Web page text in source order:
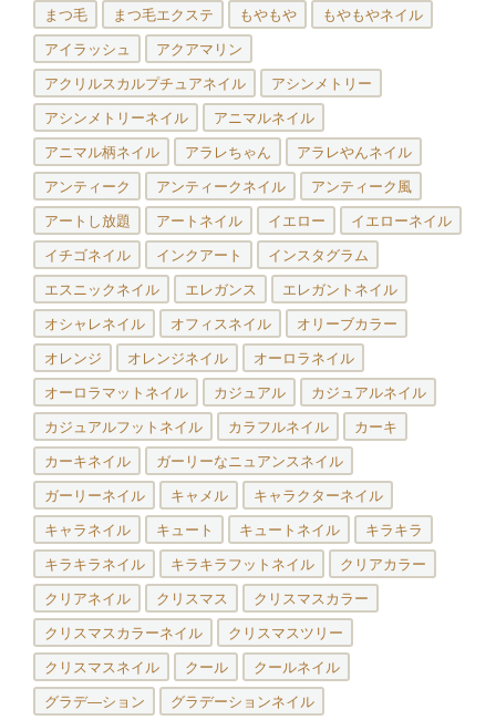
まつ毛 まつ毛エクステ もやもや もやもやネイル
アイラッシュ アクアマリン
アクリルスカルプチュアネイル アシンメトリー
アシンメトリーネイル アニマルネイル
アニマル柄ネイル アラレちゃん アラレやんネイル
アンティーク アンティークネイル アンティーク風
アートし放題 アートネイル イエロー イエローネイル
イチゴネイル インクアート インスタグラム
エスニックネイル エレガンス エレガントネイル
オシャレネイル オフィスネイル オリーブカラー
オレンジ オレンジネイル オーロラネイル
オーロラマットネイル カジュアル カジュアルネイル
カジュアルフットネイル カラフルネイル カーキ
カーキネイル ガーリーなニュアンスネイル
ガーリーネイル キャメル キャラクターネイル
キャラネイル キュート キュートネイル キラキラ
キラキラネイル キラキラフットネイル クリアカラー
クリアネイル クリスマス クリスマスカラー
クリスマスカラーネイル クリスマスツリー
クリスマスネイル クール クールネイル
グラデ―ション グラデーションネイル